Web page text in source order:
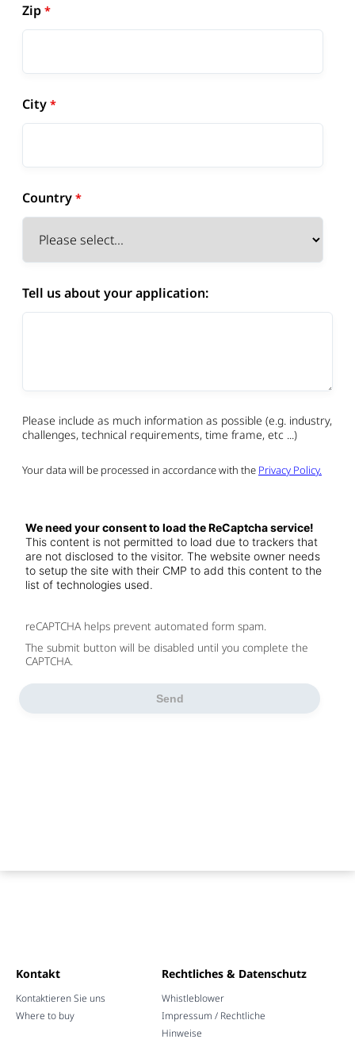
Zip
City
Country
Tell us about your application:
Please include as much information as possible (e.g. industry,
challenges, technical requirements, time frame, etc ...)
Your data will be processed in accordance with the Privacy Policy.
We need your consent to load the ReCaptcha service!
This content is not permitted to load due to trackers that
are not disclosed to the visitor. The website owner needs
to setup the site with their CMP to add this content to the
list of technologies used.
reCAPTCHA helps prevent automated form spam.
The submit button will be disabled until you complete the
CAPTCHA.
Kontakt
Kontaktieren Sie uns
Where to buy
Rechtliches & Datenschutz
Whistleblower
Impressum / Rechtliche
Hinweise